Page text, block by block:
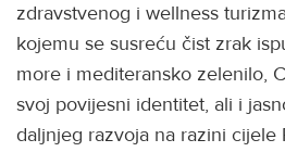
zdravstvenog i wellness
kojemu se susreću čist zrak
more i mediteransko zelenilo,
svoj povijesni identitet, ali i
daljnjeg razvoja na razini cijele